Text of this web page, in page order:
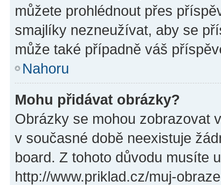
můžete prohlédnout přes
smajlíky nezneužívat, aby se
může také případně váš
Nahoru
Mohu přidávat obrázky?
Obrázky se mohou zobrazovat
v současné době neexistuje
board. Z tohoto důvodu musíte
http://www.priklad.cz/muj-